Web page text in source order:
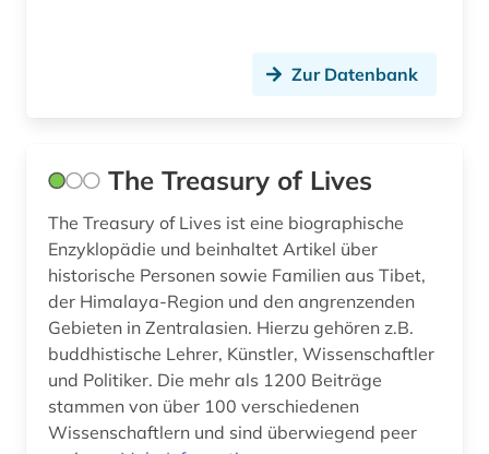
bildende kunst (1)
bildinformatik (1)
bildmaterial (1)
bildnismalerei (1)
bildverarbeitung (1)
biobibliographie (1)
Rheinland-Pfalz (4)
Rumänien (2)
Russland, Sowjetunion (8)
Saarland (1)
Sachsen (9)
Sachsen-Anhalt (4)
Schweden (7)
Zur Datenbank
The Treasury of Lives
The Treasury of Lives ist eine biographische
Enzyklopädie und beinhaltet Artikel über
historische Personen sowie Familien aus Tibet,
der Himalaya-Region und den angrenzenden
Gebieten in Zentralasien. Hierzu gehören z.B.
buddhistische Lehrer, Künstler, Wissenschaftler
und Politiker. Die mehr als 1200 Beiträge
stammen von über 100 verschiedenen
Wissenschaftlern und sind überwiegend peer